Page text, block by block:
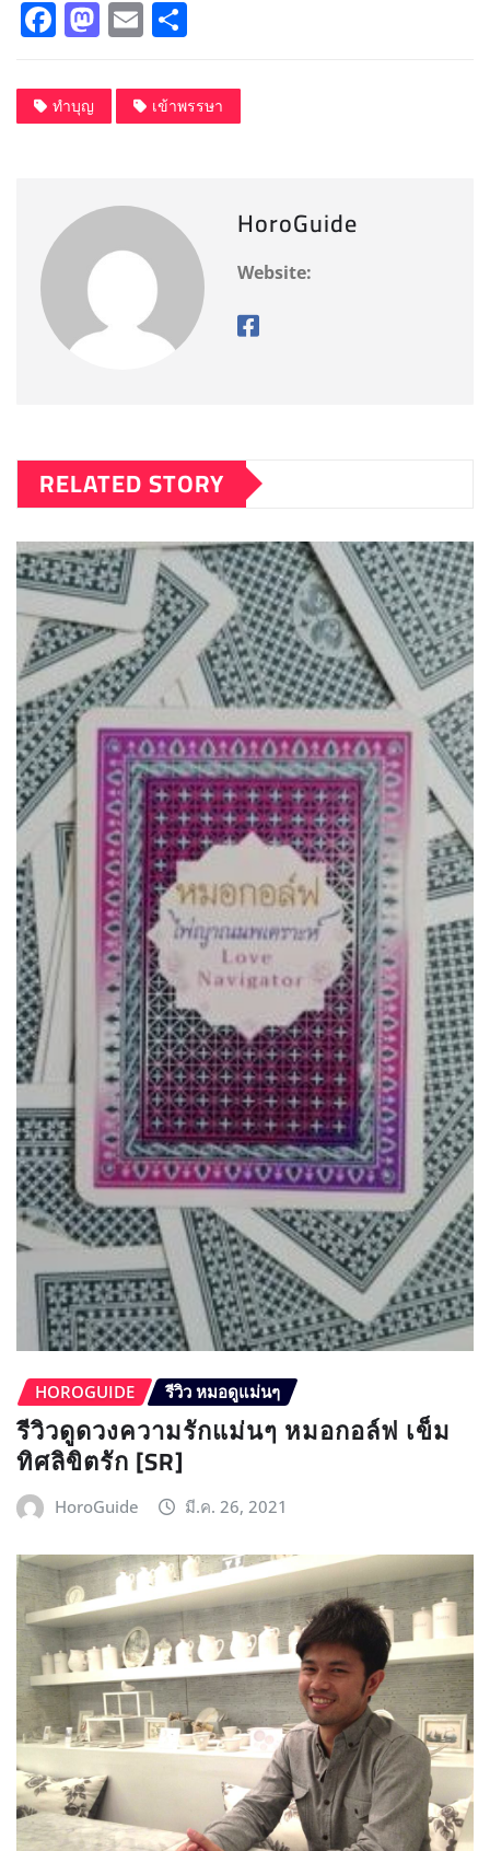
F
c
e
o
M
st
o
o
E
ai
l
a
re
ทำบุญ เข้าพรรษา
HoroGuide
Website:
RELATED STORY
HOROGUIDE รีวิว หมอดูแม่นๆ
รีวิวดูดวงความรักแม่นๆ หมอกอล์ฟ เข็ม
ทิศลิขิตรัก [SR]
HoroGuide มี.ค. 26, 2021